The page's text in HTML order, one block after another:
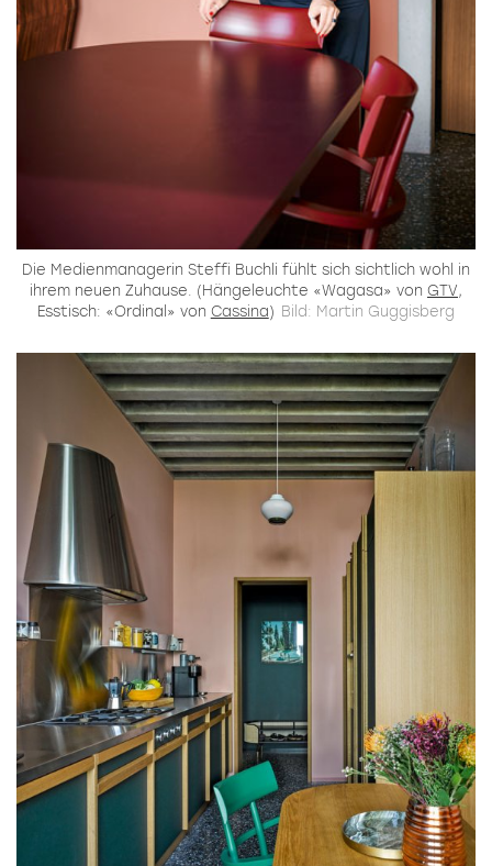
Die Medienmanagerin Steffi Buchli fühlt sich sichtlich wohl in
ihrem neuen Zuhause. (Hängeleuchte «Wagasa» von GTV,
Esstisch: «Ordinal» von Cassina) Bild: Martin Guggisberg